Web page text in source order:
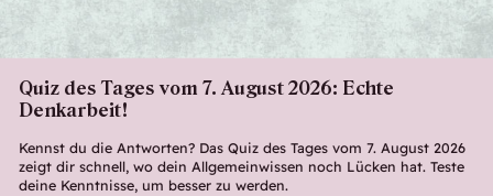
Quiz des Tages vom 7. August 2026: Echte
Denkarbeit!
Kennst du die Antworten? Das Quiz des Tages vom 7. August 2026
zeigt dir schnell, wo dein Allgemeinwissen noch Lücken hat. Teste
deine Kenntnisse, um besser zu werden.